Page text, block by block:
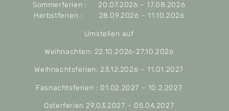
Sommerferien : 20.07.2026 – 17.08.2026
Herbstferien : 28.09.2026 – 11.10.2026
Umstellen auf
Weihnachten: 22.10.2026-27.10.2026
Weihnachtsferien: 23.12.2026 – 11.01.2027
Fasnachtsferien : 01.02.2027 – 10.2.2027
Osterferien 29.03.2027 – 05.04.2027